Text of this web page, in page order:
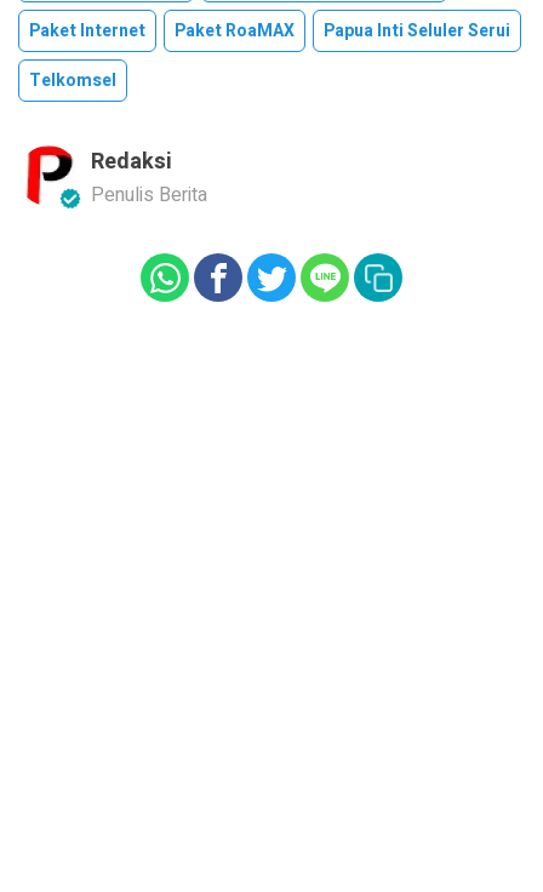
Paket Internet
Paket RoaMAX
Papua Inti Seluler Serui
Telkomsel
Redaksi
Penulis Berita